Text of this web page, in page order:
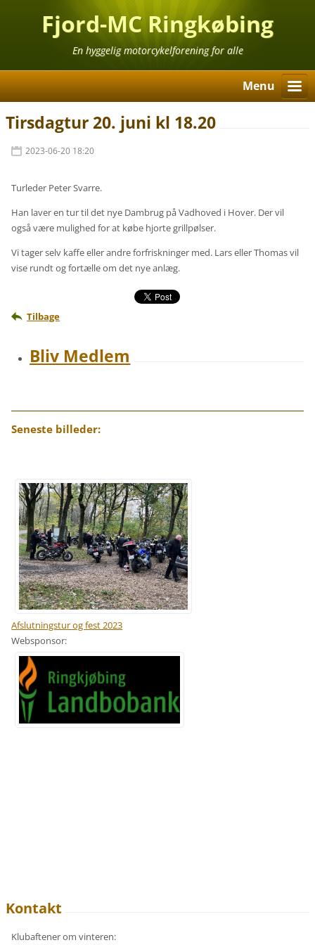
Fjord-MC Ringkøbing
En hyggelig motorcykelforening for alle
Menu
Tirsdagtur 20. juni kl 18.20
2023-06-20 18:20
Turleder Peter Svarre.
Han laver en tur til det nye Dambrug på Vadhoved i Hover. Der vil
også være mulighed for at købe hjorte grillpølser.
Vi tager selv kaffe eller andre forfriskninger med. Lars eller Thomas vil
vise rundt og fortælle om det nye anlæg.
Tilbage
Bliv Medlem
Seneste billeder:
Afslutningstur og fest 2023
Websponsor:
Kontakt
Klubaftener om vinteren: